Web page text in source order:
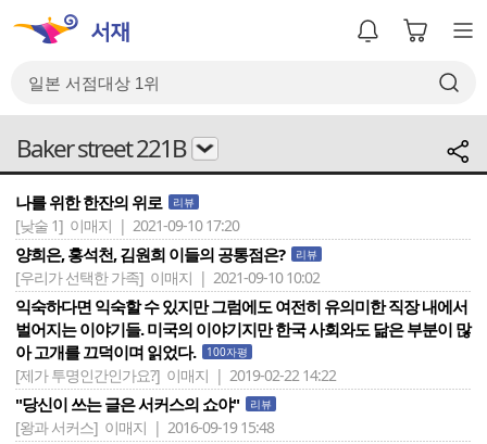
Baker street 221B
나를 위한 한잔의 위로 리뷰
[낮술 1] 이매지 | 2021-09-10 17:20
양희은, 홍석천, 김원희 이들의 공통점은? 리뷰
[우리가 선택한 가족] 이매지 | 2021-09-10 10:02
익숙하다면 익숙할 수 있지만 그럼에도 여전히 유의미한 직장 내에서
벌어지는 이야기들. 미국의 이야기지만 한국 사회와도 닮은 부분이 많
아 고개를 끄덕이며 읽었다.
100자평
[제가 투명인간인가요?] 이매지 | 2019-02-22 14:22
"당신이 쓰는 글은 서커스의 쇼야" 리뷰
[왕과 서커스] 이매지 | 2016-09-19 15:48